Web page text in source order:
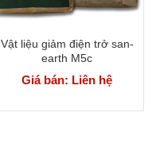
Vật liệu giảm điện trở san-
earth M5c
Giá bán: Liên hệ